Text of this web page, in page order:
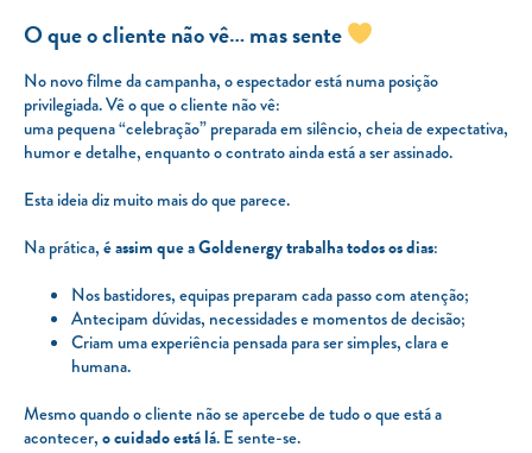
O que o cliente não vê… mas sente
No novo filme da campanha, o espectador está numa posição
privilegiada. Vê o que o cliente não vê:
uma pequena “celebração” preparada em silêncio, cheia de expectativa,
humor e detalhe, enquanto o contrato ainda está a ser assinado.
Esta ideia diz muito mais do que parece.
Na prática,é assim que a Goldenergy trabalha todos os dias:
Nos bastidores, equipas preparam cada passo com atenção;
Antecipam dúvidas, necessidades e momentos de decisão;
Criam uma experiência pensada para ser simples, clara e
humana.
Mesmo quando o cliente não se apercebe de tudo o que está a
acontecer,o cuidado está lá. E sente-se.